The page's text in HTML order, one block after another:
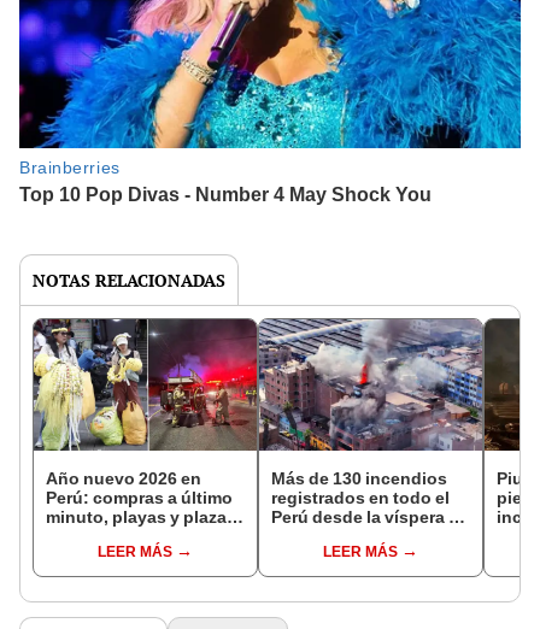
NOTAS RELACIONADAS
Año nuevo 2026 en
Perú: compras a último
minuto, playas y plazas
saldo crítico de más de
130 incendios y trágicos
LEER MÁS
Más de 130 incendios
registrados en todo el
Perú desde la víspera de
ocurrieron en Lima este
1 de enero
LEER MÁS